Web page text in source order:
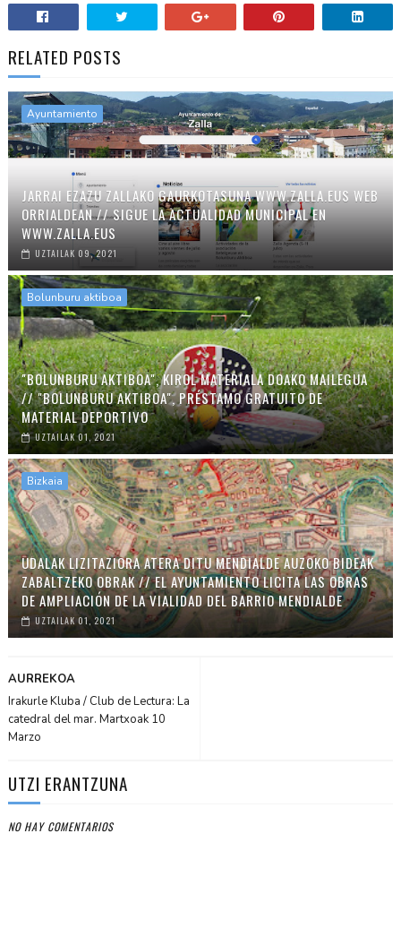
RELATED POSTS
Ayuntamiento
JARRAI EZAZU ZALLAKO GAURKOTASUNA WWW.ZALLA.EUS WEB
ORRIALDEAN // SIGUE LA ACTUALIDAD MUNICIPAL EN
WWW.ZALLA.EUS
UZTAILAK 09, 2021
Bolunburu aktiboa
"BOLUNBURU AKTIBOA", KIROL MATERIALA DOAKO MAILEGUA
// "BOLUNBURU AKTIBOA", PRÉSTAMO GRATUITO DE
MATERIAL DEPORTIVO
UZTAILAK 01, 2021
Bizkaia
UDALAK LIZITAZIORA ATERA DITU MENDIALDE AUZOKO BIDEAK
ZABALTZEKO OBRAK // EL AYUNTAMIENTO LICITA LAS OBRAS
DE AMPLIACIÓN DE LA VIALIDAD DEL BARRIO MENDIALDE
UZTAILAK 01, 2021
AURREKOA
Irakurle Kluba / Club de Lectura: La
catedral del mar. Martxoak 10
Marzo
UTZI ERANTZUNA
NO HAY COMENTARIOS